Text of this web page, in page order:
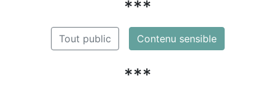
***
Tout public Contenu sensible
***